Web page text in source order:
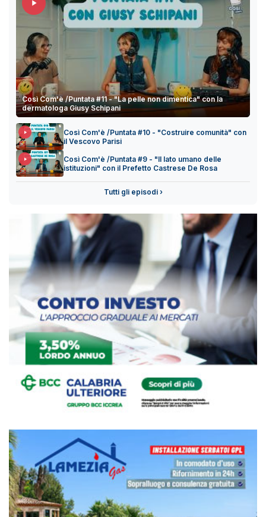
Così Com'è /Puntata #11 - "La pelle non dimentica" con la
dermatologa Giusy Schipani
Così Com'è /Puntata #10 - "Costruire comunità" con
il Vescovo Parisi
Così Com'è /Puntata #9 - "Il lato umano delle
istituzioni" con il Prefetto Castrese De Rosa
Tutti gli episodi ›